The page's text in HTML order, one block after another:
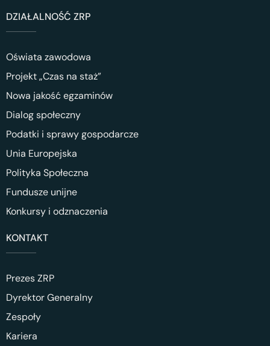
DZIAŁALNOŚĆ ZRP
Oświata zawodowa
Projekt „Czas na staż”
Nowa jakość egzaminów
Dialog społeczny
Podatki i sprawy gospodarcze
Unia Europejska
Polityka Społeczna
Fundusze unijne
Konkursy i odznaczenia
KONTAKT
Prezes ZRP
Dyrektor Generalny
Zespoły
Kariera